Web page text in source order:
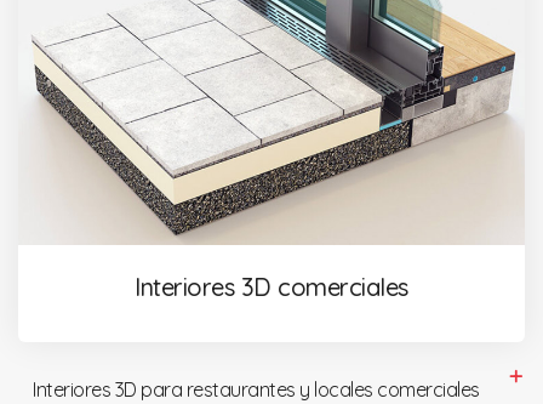
Interiores 3D comerciales
Interiores 3D para restaurantes y locales comerciales